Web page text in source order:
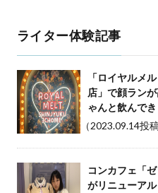
ライター体験記事
「ロイヤルメ
店」で顔ラン
ゃんと飲んでき
（2023.09.14投稿
コンカフェ「
がリニューア